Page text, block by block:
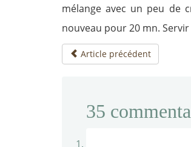
mélange avec un peu de
nouveau pour 20 mn.
Article précédent
35